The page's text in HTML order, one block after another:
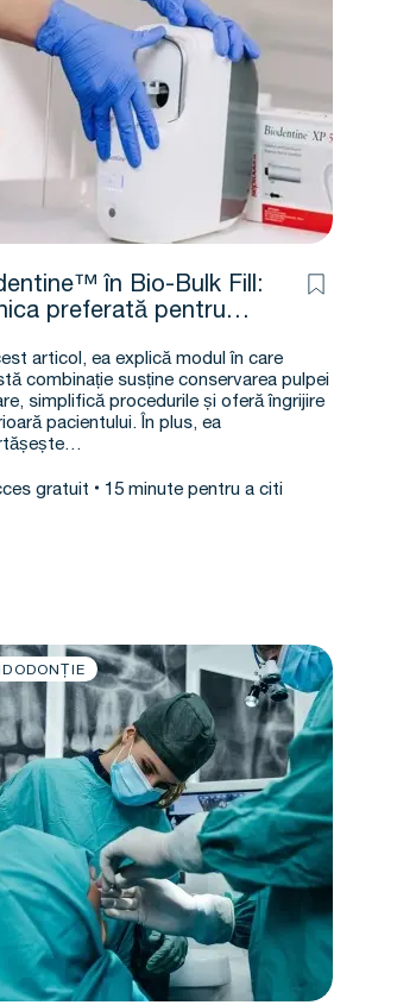
în Bio-Bulk Fill:
preferată pentru
articol, ea explică modul în care
combinație susține conservarea pulpei
simplifică procedurile și oferă îngrijire
pacientului. În plus, ea
gratuit 15 minute pentru a citi